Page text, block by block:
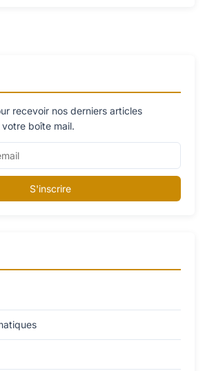
recevoir nos derniers articles
boîte mail.
S'inscrire